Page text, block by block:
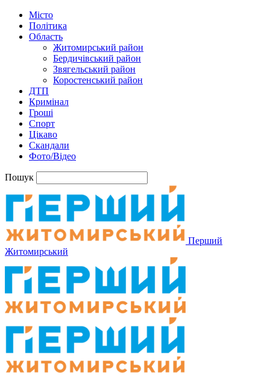
Місто
Політика
Область
Житомирський район
Бердичівський район
Звягельський район
Коростенський район
ДТП
Кримінал
Гроші
Спорт
Цікаво
Скандали
Фото/Відео
Пошук
Перший
Житомирський